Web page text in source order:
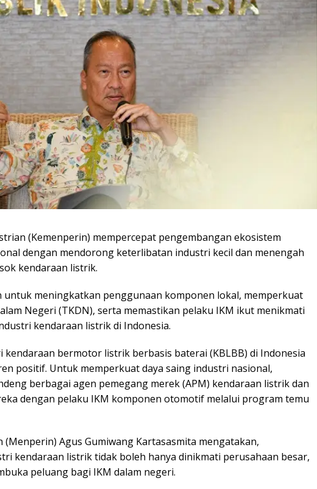
(Kemenperin) mempercepat pengembangan ekosistem
dengan mendorong keterlibatan industri kecil dan menengah
kendaraan listrik.
untuk meningkatkan penggunaan komponen lokal, memperkuat
Negeri (TKDN), serta memastikan pelaku IKM ikut menikmati
kendaraan listrik di Indonesia.
bermotor listrik berbasis baterai (KBLBB) di Indonesia
positif. Untuk memperkuat daya saing industri nasional,
berbagai agen pemegang merek (APM) kendaraan listrik dan
dengan pelaku IKM komponen otomotif melalui program temu
Agus Gumiwang Kartasasmita mengatakan,
kendaraan listrik tidak boleh hanya dinikmati perusahaan besar,
peluang bagi IKM dalam negeri.